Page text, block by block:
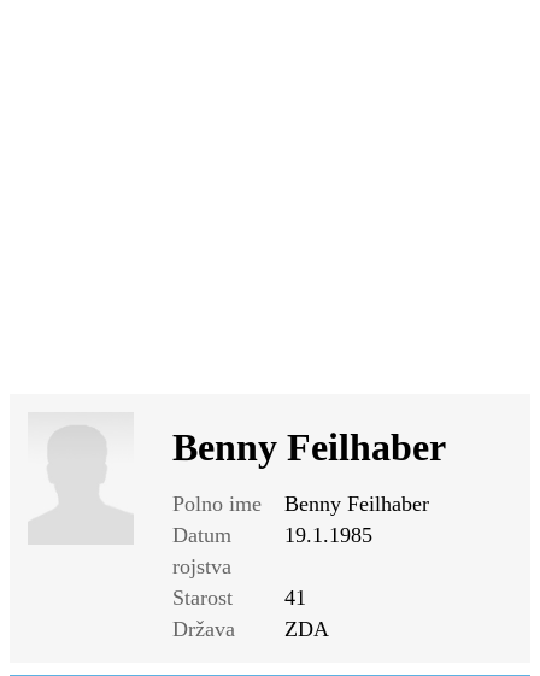
Benny Feilhaber
Polno ime
Benny Feilhaber
Datum
rojstva
19.1.1985
Starost
41
Država
ZDA